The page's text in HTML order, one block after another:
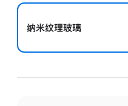
纳米纹理玻璃